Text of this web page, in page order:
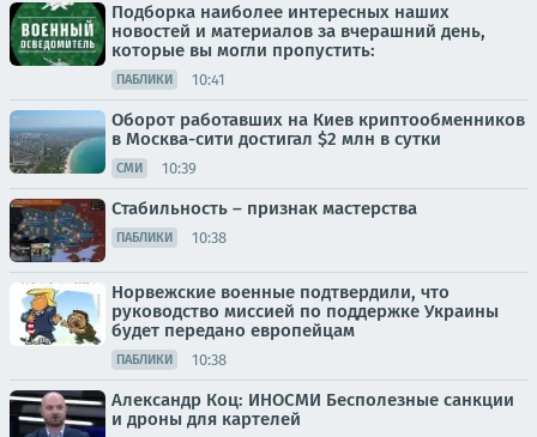
Подборка наиболее интересных наших
новостей и материалов за вчерашний день,
которые вы могли пропустить:
ПАБЛИКИ 10:41
Оборот работавших на Киев криптообменников
в Москва-сити достигал $2 млн в сутки
СМИ 10:39
Стабильность – признак мастерства
ПАБЛИКИ 10:38
Норвежские военные подтвердили, что
руководство миссией по поддержке Украины
будет передано европейцам
ПАБЛИКИ 10:38
Александр Коц: ИНОСМИ Бесполезные санкции
и дроны для картелей